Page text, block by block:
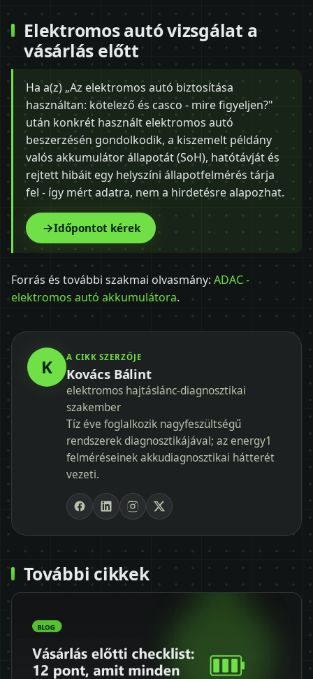
Elektromos autó vizsgálat a
vásárlás előtt
Ha a(z) „Az elektromos autó biztosítása
használtan: kötelező és casco - mire figyeljen?"
után konkrét használt elektromos autó
beszerzésén gondolkodik, a kiszemelt példány
valós akkumulátor állapotát (SoH), hatótávját és
rejtett hibáit egy helyszíni állapotfelmérés tárja
fel - így mért adatra, nem a hirdetésre alapozhat.
Időpontot kérek
Forrás és további szakmai olvasmány:ADAC -
elektromos autó akkumulátora.
K A CIKK SZERZŐJE
Kovács Bálint
elektromos hajtáslánc-diagnosztikai
szakember
Tíz éve foglalkozik nagyfeszültségű
rendszerek diagnosztikájával; az energy1
felméréseinek akkudiagnosztikai hátterét
vezeti.
További cikkek